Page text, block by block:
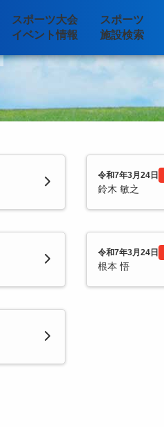
スポーツ大会
イベント情報
スポーツ
施設検索
令和7年3月24日
鈴木 敏之
令和7年3月24日
根本 悟